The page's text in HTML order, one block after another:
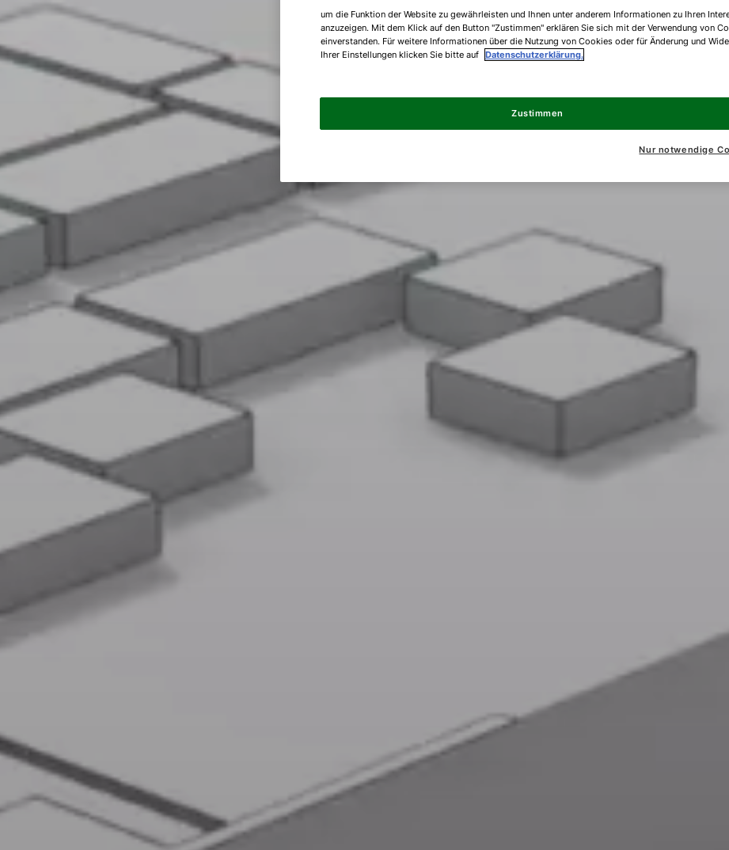
um die Funktion der Website zu gewährleisten und Ihnen unter anderem Informationen zu Ihren
anzuzeigen. Mit dem Klick auf den Button "Zustimmen" erklären Sie sich mit der Verwendung von
einverstanden. Für weitere Informationen über die Nutzung von Cookies oder für Änderung und
Ihrer Einstellungen klicken Sie bitte auf Datenschutzerklärung.
Nur notwendige
Zustimmen